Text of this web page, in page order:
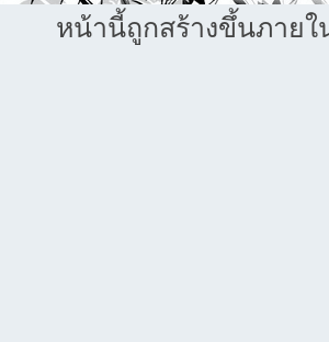
หน้านี้ถูกสร้างขึ้นภายใ